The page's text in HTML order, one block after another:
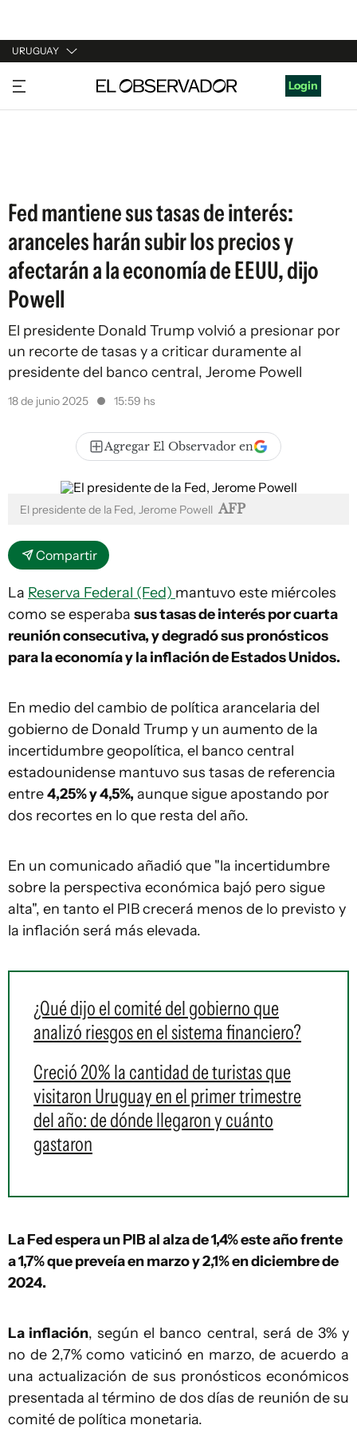
URUGUAY
URUGUAY
ARGENTINA
Login
Fed mantiene sus tasas de interés:
aranceles harán subir los precios y
afectarán a la economía de EEUU, dijo
Powell
El presidente Donald Trump volvió a presionar por
un recorte de tasas y a criticar duramente al
presidente del banco central, Jerome Powell
18 de junio 2025 15:59 hs
Agregar El Observador en
El presidente de la Fed, Jerome Powell AFP
Compartir
La Reserva Federal (Fed) mantuvo este miércoles
como se esperaba sus tasas de interés por cuarta
reunión consecutiva, y degradó sus pronósticos
para la economía y la inflación de Estados Unidos.
En medio del cambio de política arancelaria del
gobierno de Donald Trump y un aumento de la
incertidumbre geopolítica, el banco central
estadounidense mantuvo sus tasas de referencia
entre4,25% y 4,5%, aunque sigue apostando por
dos recortes en lo que resta del año.
En un comunicado añadió que "la incertidumbre
sobre la perspectiva económica bajó pero sigue
alta", en tanto el PIB crecerá menos de lo previsto y
la inflación será más elevada.
¿Qué dijo el comité del gobierno que
analizó riesgos en el sistema financiero?
Creció 20% la cantidad de turistas que
visitaron Uruguay en el primer trimestre
del año: de dónde llegaron y cuánto
gastaron
La Fed espera un PIB al alza de 1,4% este año frente
a 1,7% que preveía en marzo y 2,1% en diciembre de
2024.
La inflación, según el banco central, será de 3% y
no de 2,7% como vaticinó en marzo, de acuerdo a
una actualización de sus pronósticos económicos
presentada al término de dos días de reunión de su
comité de política monetaria.